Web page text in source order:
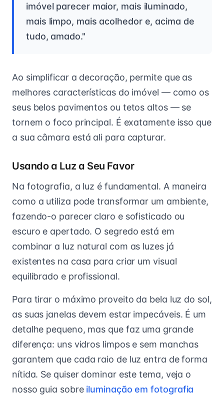
imóvel parecer maior, mais iluminado,
mais limpo, mais acolhedor e, acima de
tudo, amado."
Ao simplificar a decoração, permite que as
melhores características do imóvel — como os
seus belos pavimentos ou tetos altos — se
tornem o foco principal. É exatamente isso que
a sua câmara está ali para capturar.
Usando a Luz a Seu Favor
Na fotografia, a luz é fundamental. A maneira
como a utiliza pode transformar um ambiente,
fazendo-o parecer claro e sofisticado ou
escuro e apertado. O segredo está em
combinar a luz natural com as luzes já
existentes na casa para criar um visual
equilibrado e profissional.
Para tirar o máximo proveito da bela luz do sol,
as suas janelas devem estar impecáveis. É um
detalhe pequeno, mas que faz uma grande
diferença: uns vidros limpos e sem manchas
garantem que cada raio de luz entra de forma
nítida. Se quiser dominar este tema, veja o
nosso guia sobre iluminação em fotografia